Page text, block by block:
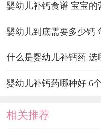
婴幼儿补钙食谱 宝宝的
婴幼儿到底需要多少钙
什么是婴幼儿补钙药 选
婴幼儿补钙药哪种好 6
相关推荐